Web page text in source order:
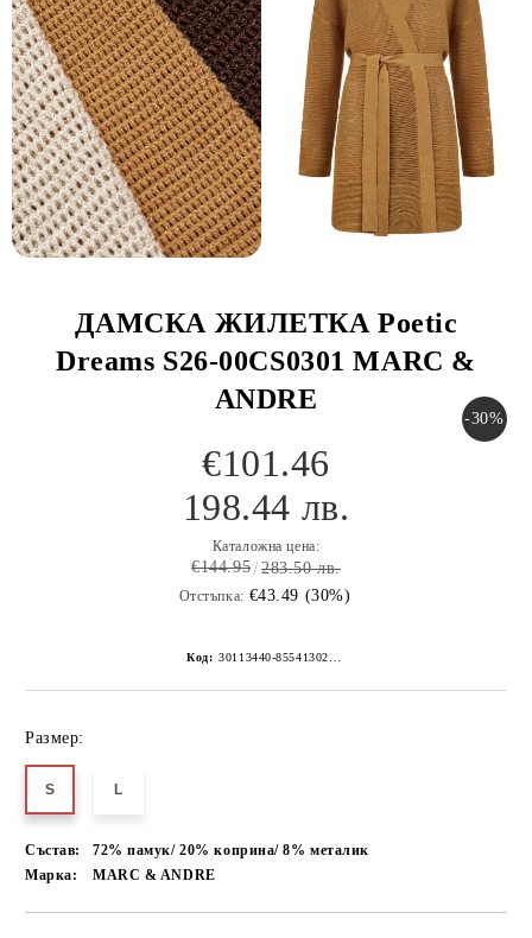
ДАМСКА ЖИЛЕТКА Poetic
Dreams S26-00CS0301 MARC &
ANDRE
-30%
€101.46
198.44 лв.
Каталожна цена:
€144.95 283.50 лв.
Отстъпка: €43.49 (30%)
Код:
Размер:
S L
Състав:
72% памук/ 20% коприна/ 8% металик
Марка:
MARC & ANDRE